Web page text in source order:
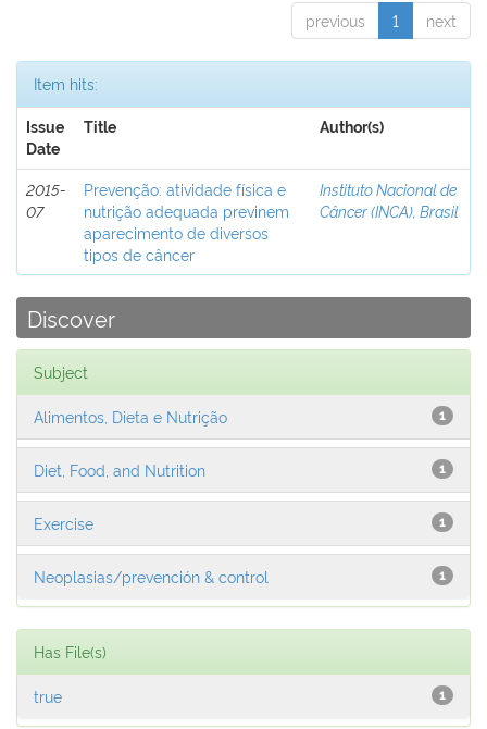
previous 1 next
Item hits:
Issue
Date
Title Author(s)
2015-
07
Prevenção: atividade física e
nutrição adequada previnem
aparecimento de diversos
tipos de câncer
Instituto Nacional de
Câncer (INCA), Brasil
Discover
Subject
1
Alimentos, Dieta e Nutrição
1
Diet, Food, and Nutrition
1
Exercise
1
Neoplasias/prevención & control
Has File(s)
1
true